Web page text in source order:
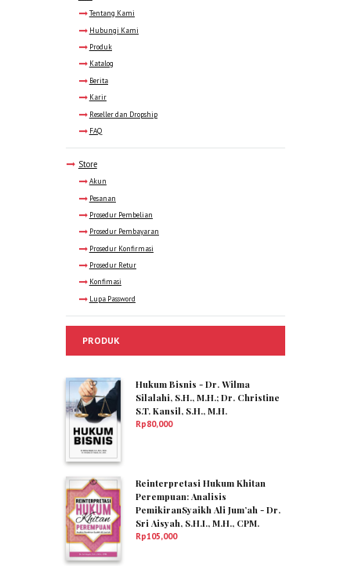
Tentang Kami
Hubungi Kami
Produk
Katalog
Berita
Karir
Reseller dan Dropship
FAQ
Store
Akun
Pesanan
Prosedur Pembelian
Prosedur Pembayaran
Prosedur Konfirmasi
Prosedur Retur
Konfimasi
Lupa Password
PRODUK
Hukum Bisnis - Dr. Wilma
Silalahi, S.H., M.H.; Dr. Christine
S.T. Kansil, S.H., M.H.
Rp80,000
Reinterpretasi Hukum Khitan
Perempuan: Analisis
PemikiranSyaikh Ali Jum’ah - Dr.
Sri Aisyah, S.H.I., M.H., CPM.
Rp105,000